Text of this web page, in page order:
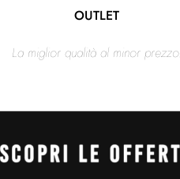
OUTLET
La miglior qualità al minor prezzo.